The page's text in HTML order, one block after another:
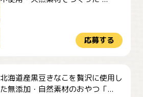
応募する
北海道産黒豆きなこを贅沢に使用し
た無添加・自然素材のおやつ「...